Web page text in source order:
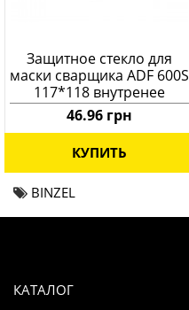
Защитное стекло для
маски сварщика ADF 600S
117*118 внутренее
46.96 грн
КУПИТЬ
BINZEL
КАТАЛОГ